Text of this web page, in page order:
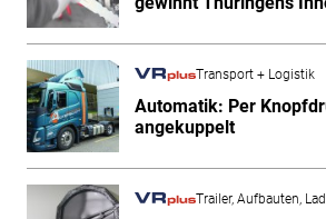
Transport + Logistik
Automatik: Per
angekuppelt
Trailer, Aufbauten,